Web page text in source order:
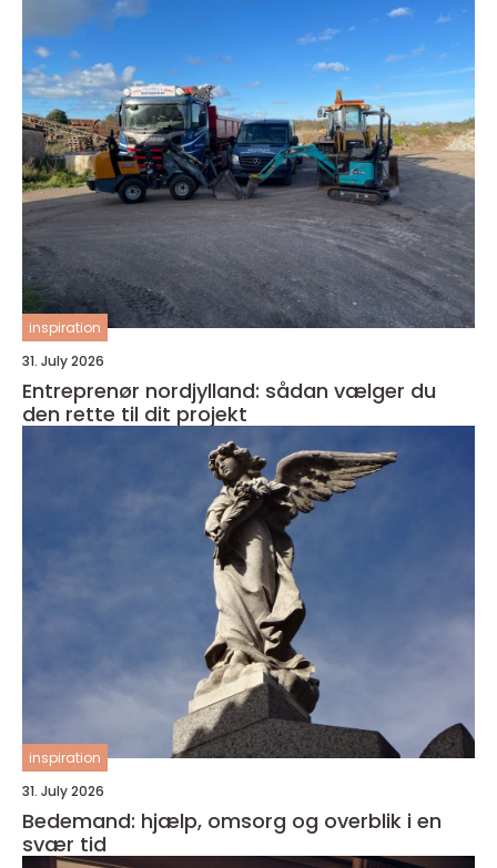
inspiration
31. July 2026
Entreprenør nordjylland: sådan vælger du
den rette til dit projekt
inspiration
31. July 2026
Bedemand: hjælp, omsorg og overblik i en
svær tid